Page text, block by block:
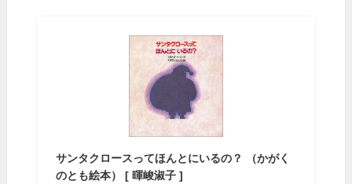
サンタクロースってほんとにいるの？ （かがく
のとも絵本） [ 暉峻淑子 ]